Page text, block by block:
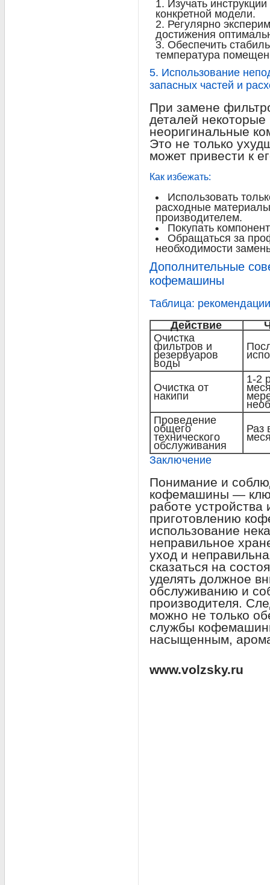
Изучать
конкретной модели.
Регулярно
достижения
Обеспечить
температура
5. Использование
запасных частей и
При замене
деталей
неоригинальные
Это не только
может привести к
Как избежать:
Использовать
расходные
производителем.
Покупать
Обращаться за
необходимости
Дополнительные
кофемашины
Таблица:
Действие
Очистка
фильтров и
резервуаров
воды
Очистка от
накипи
1-2
Проведение
общего
технического
обслуживания
Раз
Заключение
Понимание и
кофемашины —
работе устройства
приготовлению
использование
неправильное
уход и
сказаться на
уделять должное
обслуживанию и
производителя.
можно не только
службы
насыщенным,
www.volzsky.ru